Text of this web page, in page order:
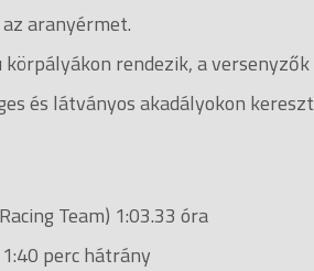
aranyérmet.
rendezik, a
és látványos akadályokon
Team) 1:03.33 óra
perc hátrány